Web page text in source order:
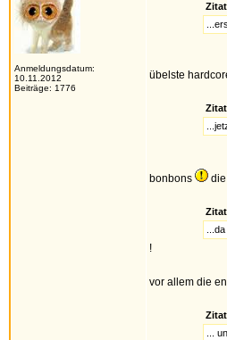
Anmeldungsdatum:
10.11.2012
Beiträge: 1776
übelste
bonbons
!
vor allem die
...